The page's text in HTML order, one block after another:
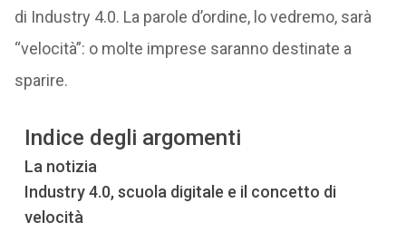
di Industry 4.0. La parole d’ordine, lo vedremo, sarà
“velocità”: o molte imprese saranno destinate a
sparire.
Indice degli argomenti
La notizia
Industry 4.0, scuola digitale e il concetto di
velocità